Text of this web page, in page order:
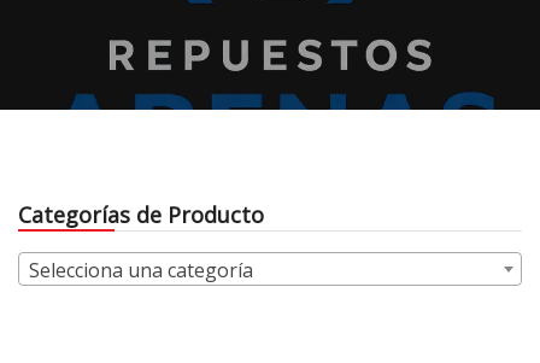
Categorías de Producto
Selecciona una categoría